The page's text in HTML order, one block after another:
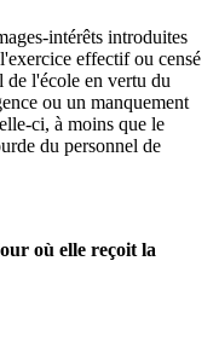
intérêts introduites
effectif ou censé
de l'école en vertu du
ou un manquement
ci, à moins que le
du personnel de
où elle reçoit la